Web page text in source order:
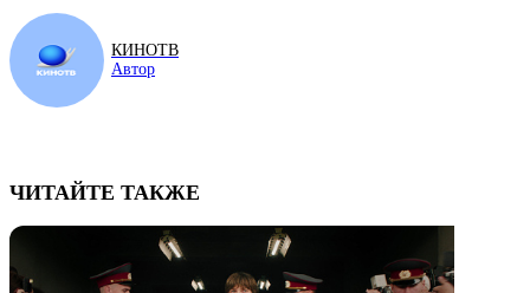
КИНОТВ
Автор
ЧИТАЙТЕ ТАКЖЕ